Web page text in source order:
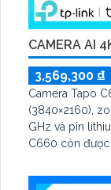
CAMERA AI
3,569,300 ₫
Camera Tapo
(3840×2160),
GHz và pin
C660 còn được
tiện, lưu trữ thẻ